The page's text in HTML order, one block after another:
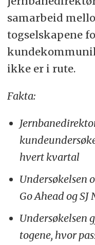
samarbeid
togselskapene
ikke er i rute.
Fakta:
hvert kvartal
Undersøkelsen
Go Ahead og SJ
Undersøkelsen
togene, hvor